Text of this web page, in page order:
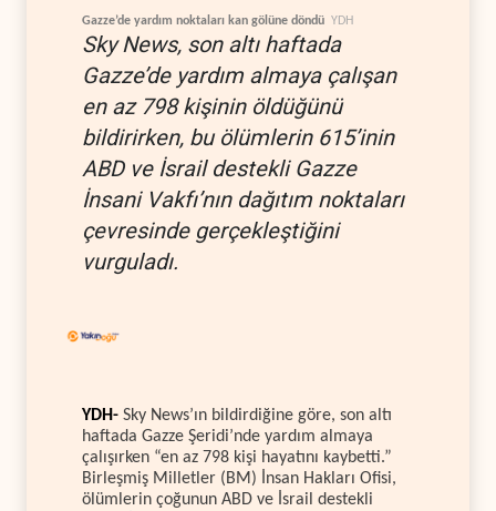
Gazze’de yardım noktaları kan gölüne döndü YDH
Sky News, son altı haftada
Gazze’de yardım almaya çalışan
en az 798 kişinin öldüğünü
bildirirken, bu ölümlerin 615’inin
ABD ve İsrail destekli Gazze
İnsani Vakfı’nın dağıtım noktaları
çevresinde gerçekleştiğini
vurguladı.
YDH- Sky News’ın bildirdiğine göre, son altı
haftada Gazze Şeridi’nde yardım almaya
çalışırken “en az 798 kişi hayatını kaybetti.”
Birleşmiş Milletler (BM) İnsan Hakları Ofisi,
ölümlerin çoğunun ABD ve İsrail destekli